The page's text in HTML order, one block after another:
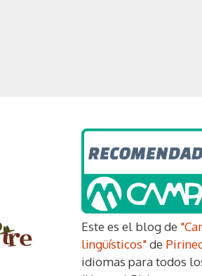
Este es el blog de
lingüísticos"de
idiomas para todos